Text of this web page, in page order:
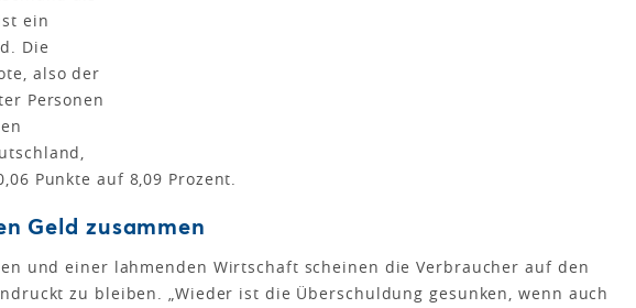
ein
Die
also der
Personen
Punkte auf 8,09 Prozent.
Geld zusammen
und einer lahmenden Wirtschaft scheinen die Verbraucher auf den
zu bleiben. „Wieder ist die Überschuldung gesunken, wenn auch